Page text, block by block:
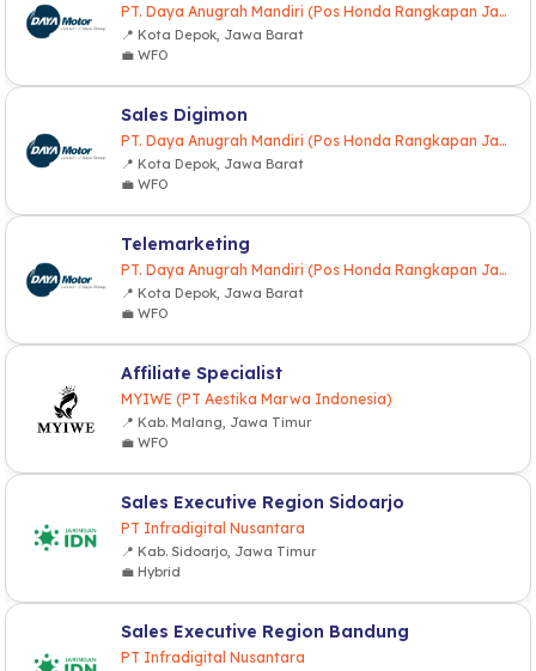
PT. Daya Anugrah Mandiri (Pos Honda Rangkapan Jaya)
📍 Kota Depok, Jawa Barat
💼 WFO
Sales Digimon
PT. Daya Anugrah Mandiri (Pos Honda Rangkapan Jaya)
📍 Kota Depok, Jawa Barat
💼 WFO
Telemarketing
PT. Daya Anugrah Mandiri (Pos Honda Rangkapan Jaya)
📍 Kota Depok, Jawa Barat
💼 WFO
Affiliate Specialist
MYIWE (PT Aestika Marwa Indonesia)
📍 Kab. Malang, Jawa Timur
💼 WFO
Sales Executive Region Sidoarjo
PT Infradigital Nusantara
📍 Kab. Sidoarjo, Jawa Timur
💼 Hybrid
Sales Executive Region Bandung
PT Infradigital Nusantara